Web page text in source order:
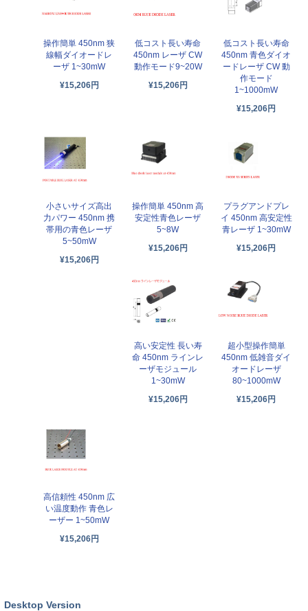
操作簡単 450nm 狭
線幅ダイオードレ
ーザ 1~30mW
¥15,206円
低コスト長い寿命
450nm レーザ CW
動作モード9~20W
¥15,206円
低コスト長い寿命
450nm 青色ダイオ
ードレーザ CW 動
作モード
1~1000mW
¥15,206円
小さいサイズ高出
力パワー 450nm 携
帯用の青色レーザ
5~50mW
¥15,206円
操作簡単 450nm 高
安定性青色レーザ
5~8W
¥15,206円
プラグアンドプレ
イ 450nm 高安定性
青レーザ 1~30mW
¥15,206円
高い安定性 長い寿
命 450nm ラインレ
ーザモジュール
1~30mW
¥15,206円
超小型操作簡単
450nm 低雑音ダイ
オードレーザ
80~1000mW
¥15,206円
高信頼性 450nm 広
い温度動作 青色レ
ーザー 1~50mW
¥15,206円
Desktop Version